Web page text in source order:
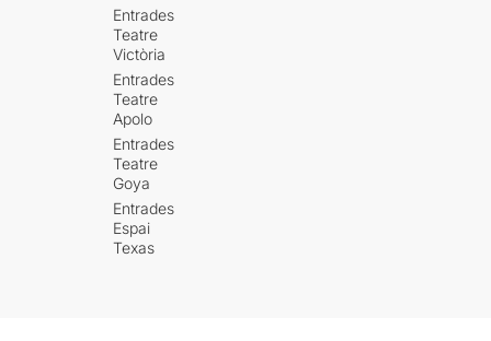
Entrades
Teatre
Victòria
Entrades
Teatre
Apolo
Entrades
Teatre
Goya
Entrades
Espai
Texas